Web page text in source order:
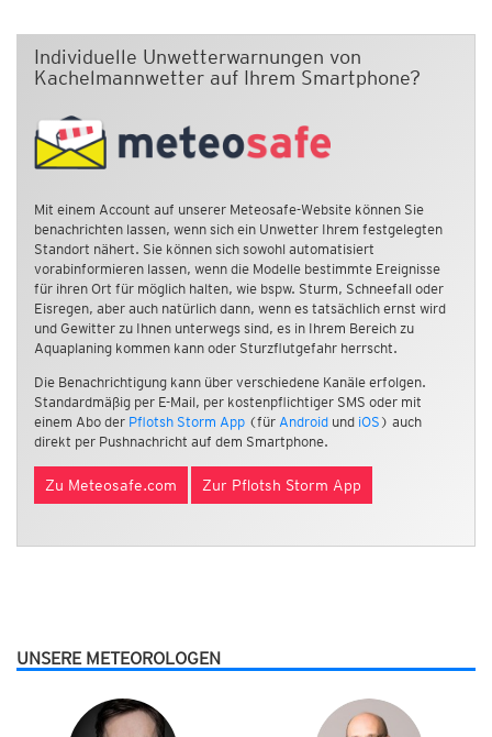
Individuelle Unwetterwarnungen von
Kachelmannwetter auf Ihrem Smartphone?
Mit einem Account auf unserer Meteosafe-Website können Sie
benachrichten lassen, wenn sich ein Unwetter Ihrem festgelegten
Standort nähert. Sie können sich sowohl automatisiert
vorabinformieren lassen, wenn die Modelle bestimmte Ereignisse
für ihren Ort für möglich halten, wie bspw. Sturm, Schneefall oder
Eisregen, aber auch natürlich dann, wenn es tatsächlich ernst wird
und Gewitter zu Ihnen unterwegs sind, es in Ihrem Bereich zu
Aquaplaning kommen kann oder Sturzflutgefahr herrscht.
Die Benachrichtigung kann über verschiedene Kanäle erfolgen.
Standardmäßig per E-Mail, per kostenpflichtiger SMS oder mit
einem Abo der Pflotsh Storm App (für Android und iOS ) auch
direkt per Pushnachricht auf dem Smartphone.
Zu Meteosafe.com Zur Pflotsh Storm App
UNSERE METEOROLOGEN